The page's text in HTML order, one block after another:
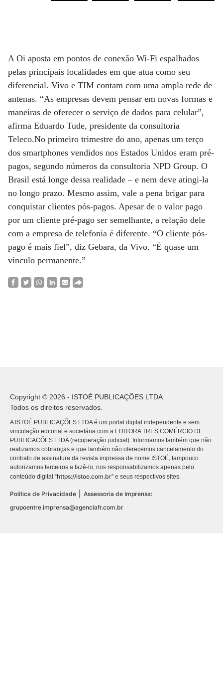
A Oi aposta em pontos de conexão Wi-Fi espalhados
pelas principais localidades em que atua como seu
diferencial. Vivo e TIM contam com uma ampla rede de
antenas. “As empresas devem pensar em novas formas e
maneiras de oferecer o serviço de dados para celular”,
afirma Eduardo Tude, presidente da consultoria
Teleco.No primeiro trimestre do ano, apenas um terço
dos smartphones vendidos nos Estados Unidos eram pré-
pagos, segundo números da consultoria NPD Group. O
Brasil está longe dessa realidade – e nem deve atingi-la
no longo prazo. Mesmo assim, vale a pena brigar para
conquistar clientes pós-pagos. Apesar de o valor pago
por um cliente pré-pago ser semelhante, a relação dele
com a empresa de telefonia é diferente. “O cliente pós-
pago é mais fiel”, diz Gebara, da Vivo. “É quase um
vínculo permanente.”
Copyright © 2026 - ISTOÉ PUBLICAÇÕES LTDA
Todos os direitos reservados.
A ISTOÉ PUBLICAÇÕES LTDA é um portal digital independente e sem
vinculação editorial e societária com a EDITORA TRES COMÉRCIO DE
PUBLICACÕES LTDA (recuperação judicial). Informamos também que não
realizamos cobranças e que também não oferecemos cancelamento do
contrato de assinatura da revista impressa de nome ISTOÉ, tampouco
autorizamos terceiros a fazê-lo, nos responsabilizamos apenas pelo
conteúdo digital “https://istoe.com.br” e seus respectivos sites.
Política de Privacidade
Assessoria de Imprensa:
grupoentre.imprensa@agenciafr.com.br